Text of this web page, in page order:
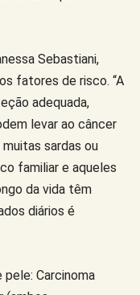
Sebastiani,
fatores de risco. “A
adequada,
levar ao câncer
sardas ou
familiar e aqueles
da vida têm
diários é
Carcinoma